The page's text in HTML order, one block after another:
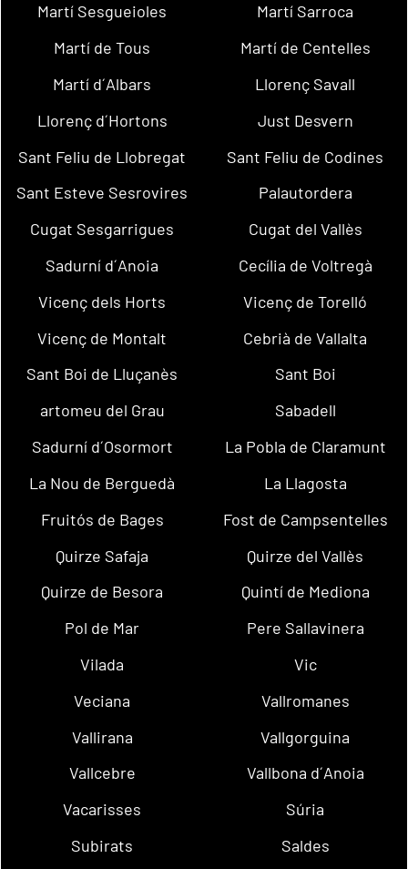
Martí Sesgueioles
Martí Sarroca
Martí de Tous
Martí de Centelles
Martí d´Albars
Llorenç Savall
Llorenç d´Hortons
Just Desvern
Sant Feliu de Llobregat
Sant Feliu de Codines
Sant Esteve Sesrovires
Palautordera
Cugat Sesgarrigues
Cugat del Vallès
Sadurní d´Anoia
Cecília de Voltregà
Vicenç dels Horts
Vicenç de Torelló
Vicenç de Montalt
Cebrià de Vallalta
Sant Boi de Lluçanès
Sant Boi
artomeu del Grau
Sabadell
Sadurní d´Osormort
La Pobla de Claramunt
La Nou de Berguedà
La Llagosta
Fruitós de Bages
Fost de Campsentelles
Quirze Safaja
Quirze del Vallès
Quirze de Besora
Quintí de Mediona
Pol de Mar
Pere Sallavinera
Vilada
Vic
Veciana
Vallromanes
Vallirana
Vallgorguina
Vallcebre
Vallbona d´Anoia
Vacarisses
Súria
Subirats
Saldes